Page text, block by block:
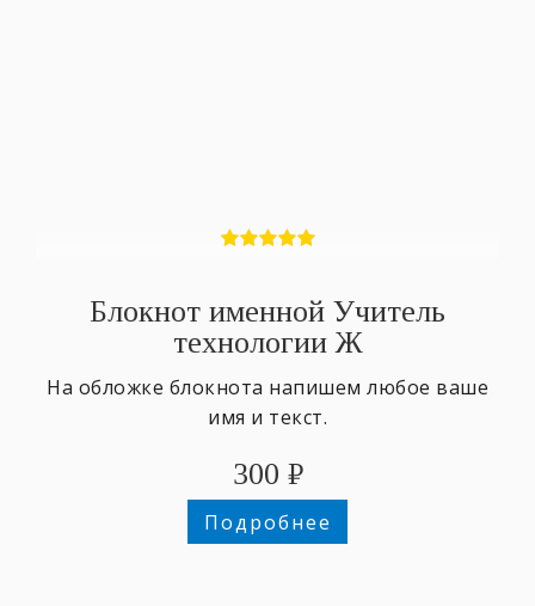
Блокнот именной Учитель
технологии Ж
На обложке блокнота напишем любое ваше
имя и текст.
300 ₽
Подробнее